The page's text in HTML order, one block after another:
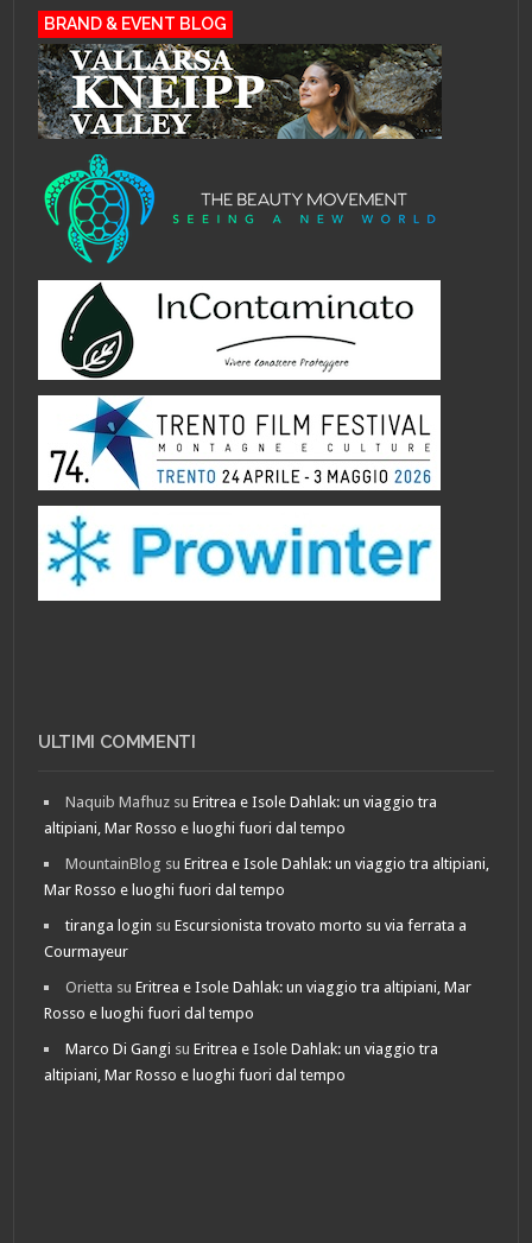
BRAND & EVENT BLOG
ULTIMI COMMENTI
Naquib Mafhuz suEritrea e Isole Dahlak: un viaggio tra
altipiani, Mar Rosso e luoghi fuori dal tempo
MountainBlog suEritrea e Isole Dahlak: un viaggio tra altipiani,
Mar Rosso e luoghi fuori dal tempo
tiranga login suEscursionista trovato morto su via ferrata a
Courmayeur
Orietta suEritrea e Isole Dahlak: un viaggio tra altipiani, Mar
Rosso e luoghi fuori dal tempo
Marco Di Gangi suEritrea e Isole Dahlak: un viaggio tra
altipiani, Mar Rosso e luoghi fuori dal tempo